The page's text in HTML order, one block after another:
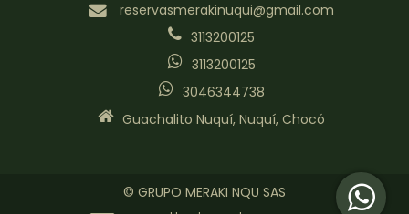
reservasmerakinuqui@gmail.com
3113200125
3113200125
3046344738
Guachalito Nuquí, Nuquí, Chocó
© GRUPO MERAKI NQU SAS